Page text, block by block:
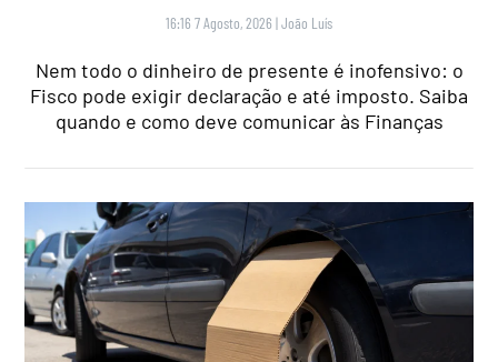
16:16 7 Agosto, 2026 |João Luís
Nem todo o dinheiro de presente é inofensivo: o
Fisco pode exigir declaração e até imposto. Saiba
quando e como deve comunicar às Finanças